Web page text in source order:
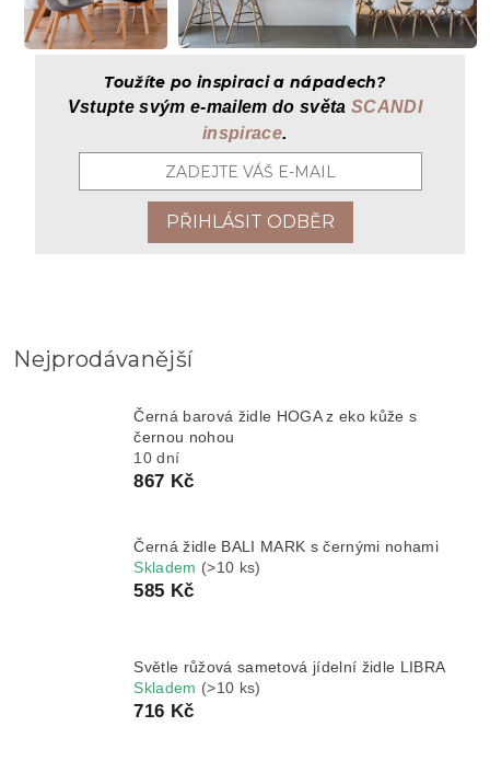
Toužíte po inspiraci a nápadech?
Vstupte svým e-mailem do světa SCANDI
inspirace.
Nejprodávanější
Černá barová židle HOGA z eko kůže s
černou nohou
10 dní
867 Kč
Černá židle BALI MARK s černými nohami
Skladem (>10 ks)
585 Kč
Světle růžová sametová jídelní židle LIBRA
Skladem (>10 ks)
716 Kč